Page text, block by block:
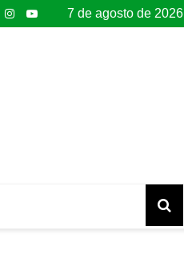
7 de agosto de 2026